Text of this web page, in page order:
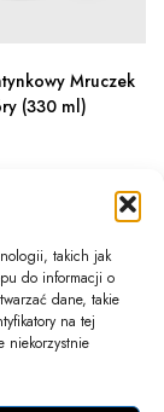
takich jak
do informacji o
dane, takie
na tej
niekorzystnie
Mruczek
(330 ml)